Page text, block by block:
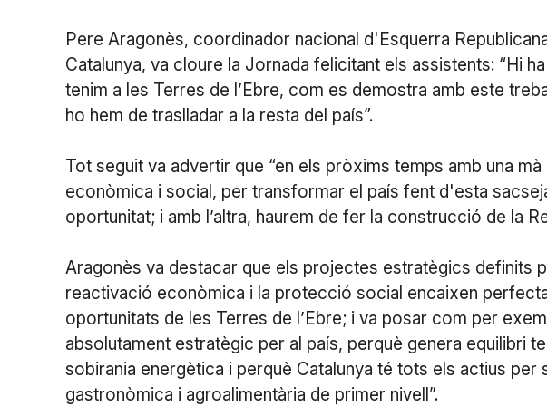
Pere Aragonès, coordinador nacional d'Esquerra
Catalunya, va cloure la Jornada felicitant els assistents: “Hi
tenim a les Terres de l’Ebre, com es demostra amb este
ho hem de traslladar a la resta del país”.
Tot seguit va advertir que “en els pròxims temps amb una
econòmica i social, per transformar el país fent d'esta
oportunitat; i amb l’altra, haurem de fer la construcció de la
Aragonès va destacar que els projectes estratègics definits
reactivació econòmica i la protecció social encaixen
oportunitats de les Terres de l’Ebre; i va posar com per
absolutament estratègic per al país, perquè genera equilibri
sobirania energètica i perquè Catalunya té tots els actius per
gastronòmica i agroalimentària de primer nivell”.